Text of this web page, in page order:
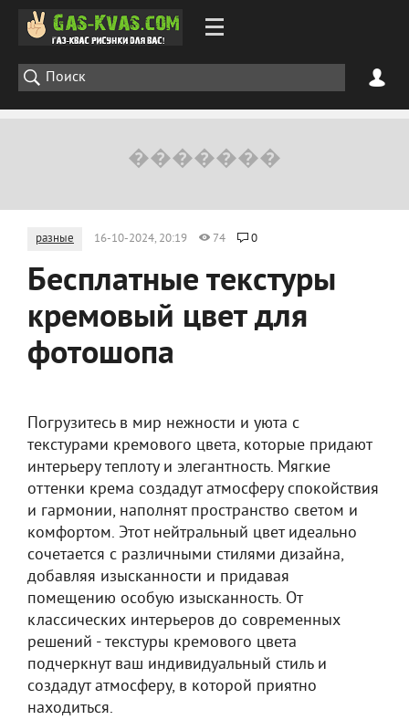
разные 16-10-2024, 20:19 74 0
Бесплатные текстуры
кремовый цвет для
фотошопа
Погрузитесь в мир нежности и уюта с
текстурами кремового цвета, которые придают
интерьеру теплоту и элегантность. Мягкие
оттенки крема создадут атмосферу спокойствия
и гармонии, наполнят пространство светом и
комфортом. Этот нейтральный цвет идеально
сочетается с различными стилями дизайна,
добавляя изысканности и придавая
помещению особую изысканность. От
классических интерьеров до современных
решений - текстуры кремового цвета
подчеркнут ваш индивидуальный стиль и
создадут атмосферу, в которой приятно
находиться.